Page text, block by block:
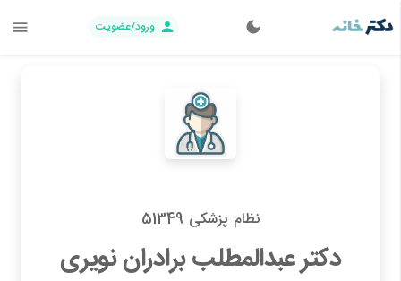
ورود/عضویت
نظام پزشکی 51349
دکتر عبدالمطلب برادران نویری